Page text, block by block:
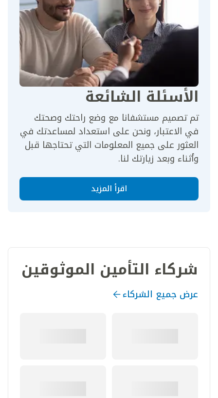
الأسئلة الشائعة
تم تصميم مستشفانا مع وضع راحتك وصحتك
في الاعتبار، ونحن على استعداد لمساعدتك في
العثور على جميع المعلومات التي تحتاجها قبل
وأثناء وبعد زيارتك لنا.
اقرأ المزيد
شركاء التأمين الموثوقين
عرض جميع الشركاء